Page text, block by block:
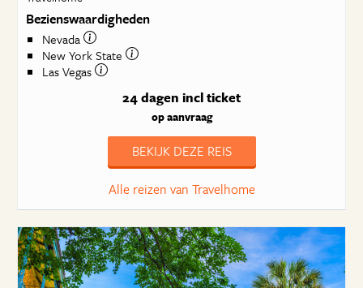
Bezienswaardigheden
Nevada
New York State
Las Vegas
24 dagen incl ticket
op aanvraag
BEKIJK DEZE REIS
Alle reizen van Travelhome